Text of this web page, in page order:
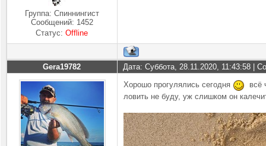
Группа: Спиннингист
Сообщений: 1452
Статус:Offline
Gera19782 Дата: Суббота, 28.11.2020, 11:43:58 |
Хорошо прогулялись сегодня
всё
ловить не буду, уж слишком он